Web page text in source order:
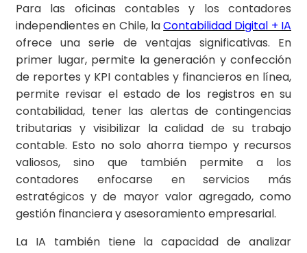
Para las oficinas contables y los contadores
independientes en Chile, laContabilidad Digital + IA
ofrece una serie de ventajas significativas. En
primer lugar, permite la generación y confección
de reportes y KPI contables y financieros en línea,
permite revisar el estado de los registros en su
contabilidad, tener las alertas de contingencias
tributarias y visibilizar la calidad de su trabajo
contable. Esto no solo ahorra tiempo y recursos
valiosos, sino que también permite a los
contadores enfocarse en servicios más
estratégicos y de mayor valor agregado, como
gestión financiera y asesoramiento empresarial.
La IA también tiene la capacidad de analizar